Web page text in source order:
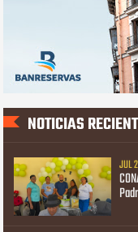
NOTICIAS
JUL